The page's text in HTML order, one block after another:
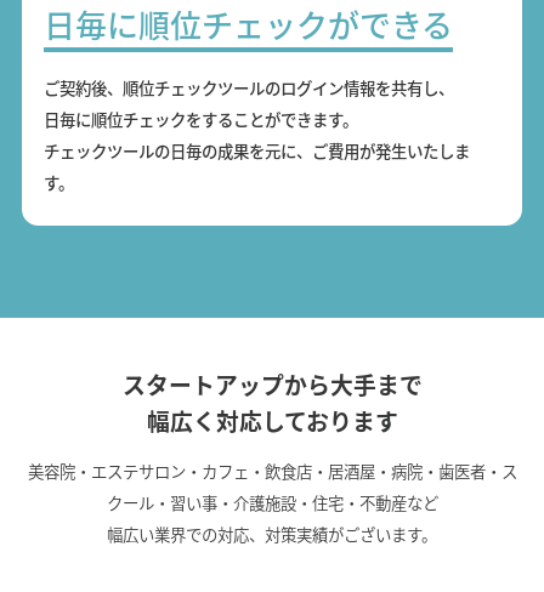
日毎に順位チェックができる
ご契約後、順位チェックツールのログイン情報を共有し、
日毎に順位チェックをすることができます。
チェックツールの日毎の成果を元に、ご費用が発生いたしま
す。
スタートアップから大手まで
幅広く対応しております
美容院・エステサロン・カフェ・飲食店・居酒屋・病院・歯医者・ス
クール・習い事・介護施設・住宅・不動産など
幅広い業界での対応、対策実績がございます。